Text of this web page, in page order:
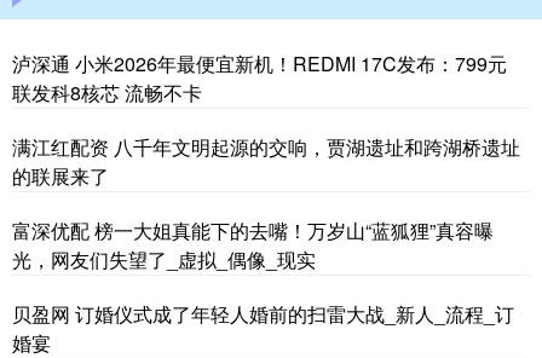
泸深通 小米2026年最便宜新机！REDMI 17C发布：799元
联发科8核芯 流畅不卡
满江红配资 八千年文明起源的交响，贾湖遗址和跨湖桥遗址
的联展来了
富深优配 榜一大姐真能下的去嘴！万岁山“蓝狐狸”真容曝
光，网友们失望了_虚拟_偶像_现实
贝盈网 订婚仪式成了年轻人婚前的扫雷大战_新人_流程_订
婚宴